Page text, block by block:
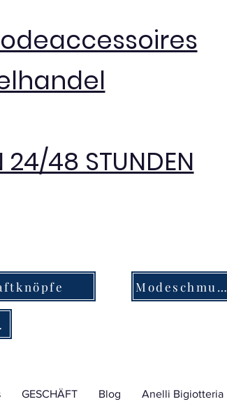
24/48 STUNDEN
Modeschmuck
GESCHÄFT Blog Anelli Bigiotteria